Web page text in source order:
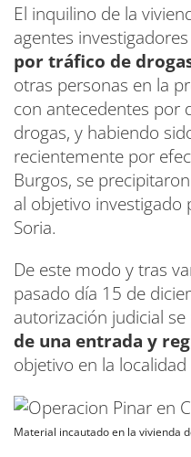
El inquilino de la
agentes
por tráfico de
otras personas en la
con antecedentes por
drogas, y habiendo
recientemente por
Burgos, se
al objetivo investigado
Soria.
De este modo y tras
pasado día 15 de
autorización judicial
de una entrada y
objetivo en la localidad
Material incautado en la vivienda